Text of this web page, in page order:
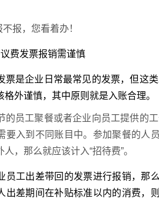
报，您看着办！
费发票报销需谨慎
票是企业日常最常见的发票，但这
格外谨慎，其中原则就是入账合理。
的员工聚餐或者企业向员工提供的
要入到不同账目中。参加聚餐的人
，那么就应该计入“招待费”。
员工出差带回的发票进行报销，那
出差期间在补贴标准以内的消费，